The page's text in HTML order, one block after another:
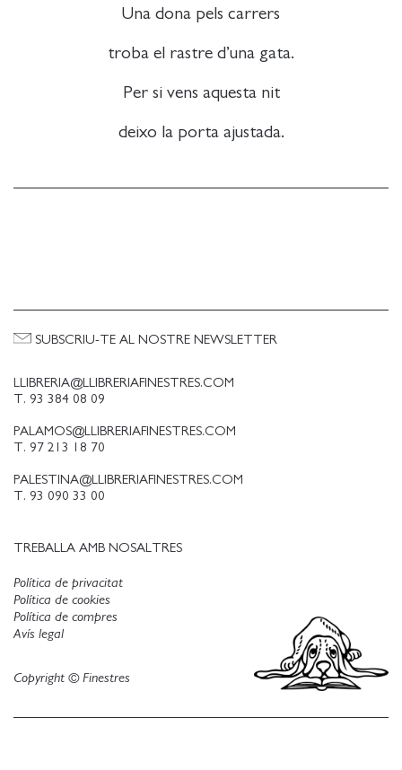
Una dona pels carrers
troba el rastre d’una gata.
Per si vens aquesta nit
deixo la porta ajustada.
LLIBRERIA@LLIBRERIAFINESTRES.COM
T. 93 384 08 09
PALAMOS@LLIBRERIAFINESTRES.COM
T. 97 213 18 70
PALESTINA@LLIBRERIAFINESTRES.COM
T. 93 090 33 00
TREBALLA AMB NOSALTRES
SUBSCRIU-TE AL NOSTRE NEWSLETTER
Política de privacitat
Política de cookies
Avís legal
Política de compres
Copyright © Finestres